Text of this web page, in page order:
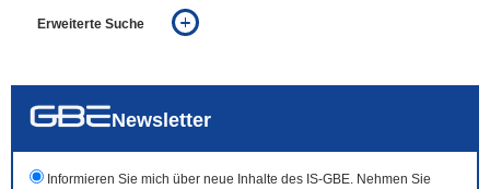
Erweiterte Suche
auch in allen Texten suchen (Volltextsuche)
Newsletter
Informieren Sie mich über neue Inhalte des IS-GBE. Nehmen Sie